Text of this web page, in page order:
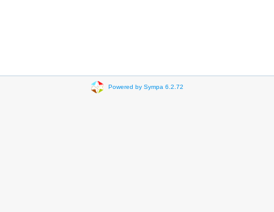
Powered by Sympa 6.2.72